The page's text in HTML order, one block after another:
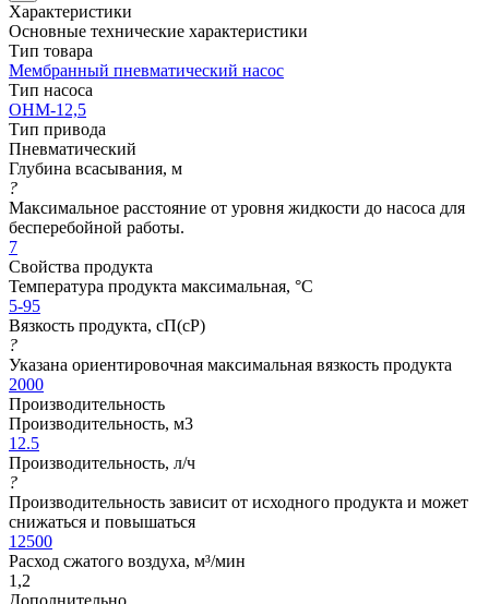
Характеристики
Основные технические характеристики
Тип товара
Мембранный пневматический насос
Тип насоса
ОНМ-12,5
Тип привода
Пневматический
Глубина всасывания, м
?
Максимальное расстояние от уровня жидкости до насоса для
бесперебойной работы.
7
Свойства продукта
Температура продукта максимальная, °C
5-95
Вязкость продукта, сП(cP)
?
Указана ориентировочная максимальная вязкость продукта
2000
Производительность
Производительность, м3
12.5
Производительность, л/ч
?
Производительность зависит от исходного продукта и может
снижаться и повышаться
12500
Расход сжатого воздуха, м³/мин
1,2
Дополнительно